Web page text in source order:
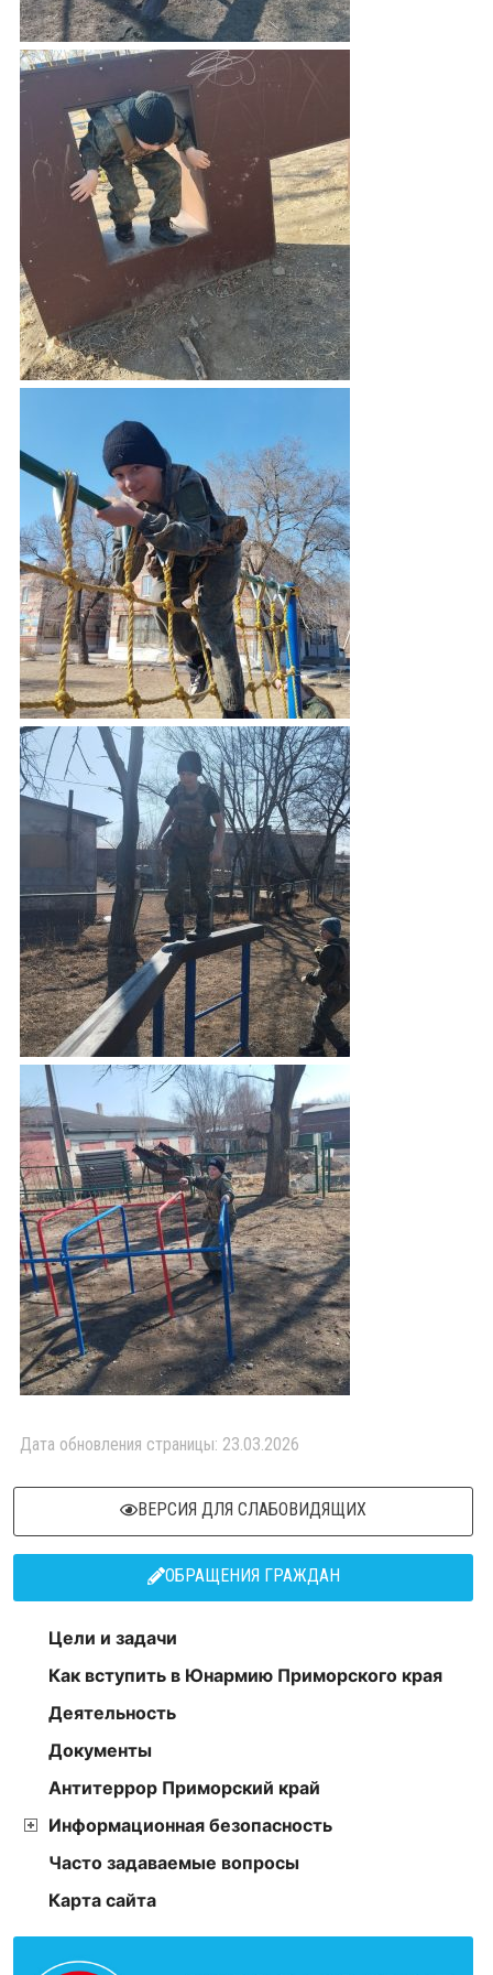
Дата обновления страницы: 23.03.2026
ВЕРСИЯ ДЛЯ СЛАБОВИДЯЩИХ
ОБРАЩЕНИЯ ГРАЖДАН
Цели и задачи
Как вступить в Юнармию Приморского края
Деятельность
Документы
Антитеррор Приморский край
Информационная безопасность
Часто задаваемые вопросы
Карта сайта